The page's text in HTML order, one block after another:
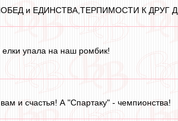
и ЕДИНСТВА,ТЕРПИМОСТИ К
упала на наш ромбик!
и счастья! А "Спартаку" - чемпионства!